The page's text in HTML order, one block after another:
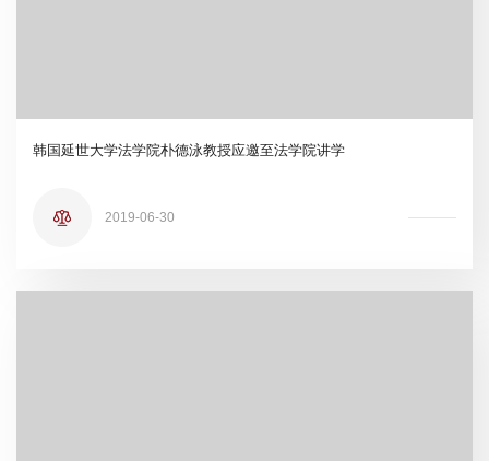
韩国延世大学法学院朴德泳教授应邀至法学院讲学
2019-06-30